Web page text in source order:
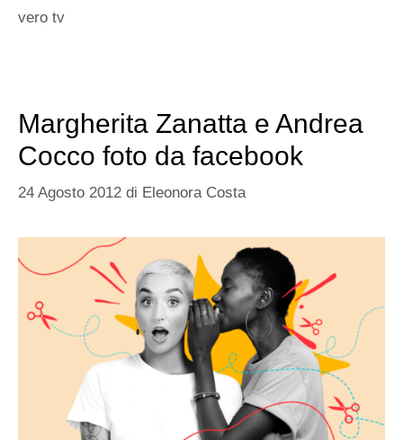
vero tv
Margherita Zanatta e Andrea
Cocco foto da facebook
24 Agosto 2012 di Eleonora Costa